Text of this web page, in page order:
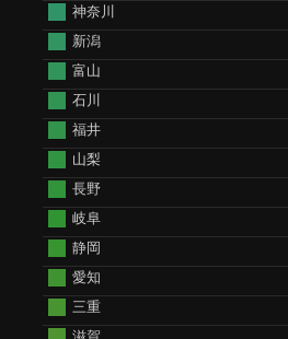
神奈川
新潟
富山
石川
福井
山梨
長野
岐阜
静岡
愛知
三重
滋賀